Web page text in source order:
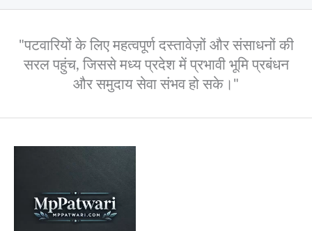
"पटवारियों के लिए महत्वपूर्ण दस्तावेज़ों और संसाधनों की
सरल पहुंच, जिससे मध्य प्रदेश में प्रभावी भूमि प्रबंधन
और समुदाय सेवा संभव हो सके।"